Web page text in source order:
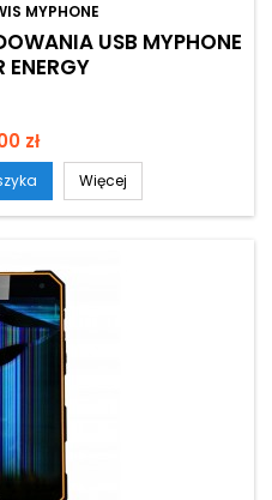
MYPHONE
USB MYPHONE
ENERGY
zł
Więcej